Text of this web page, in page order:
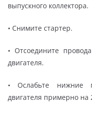
выпускного коллектора.
• Снимите стартер.
• Отсоедините
двигателя.
• Ослабьте нижние
двигателя примерно на